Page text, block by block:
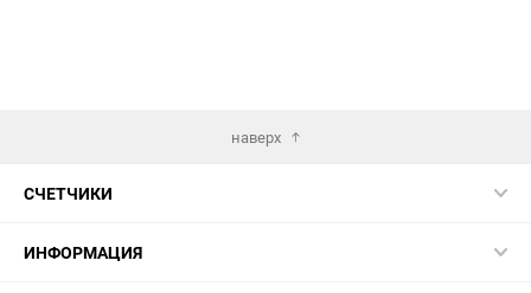
наверх
СЧЕТЧИКИ
ИНФОРМАЦИЯ